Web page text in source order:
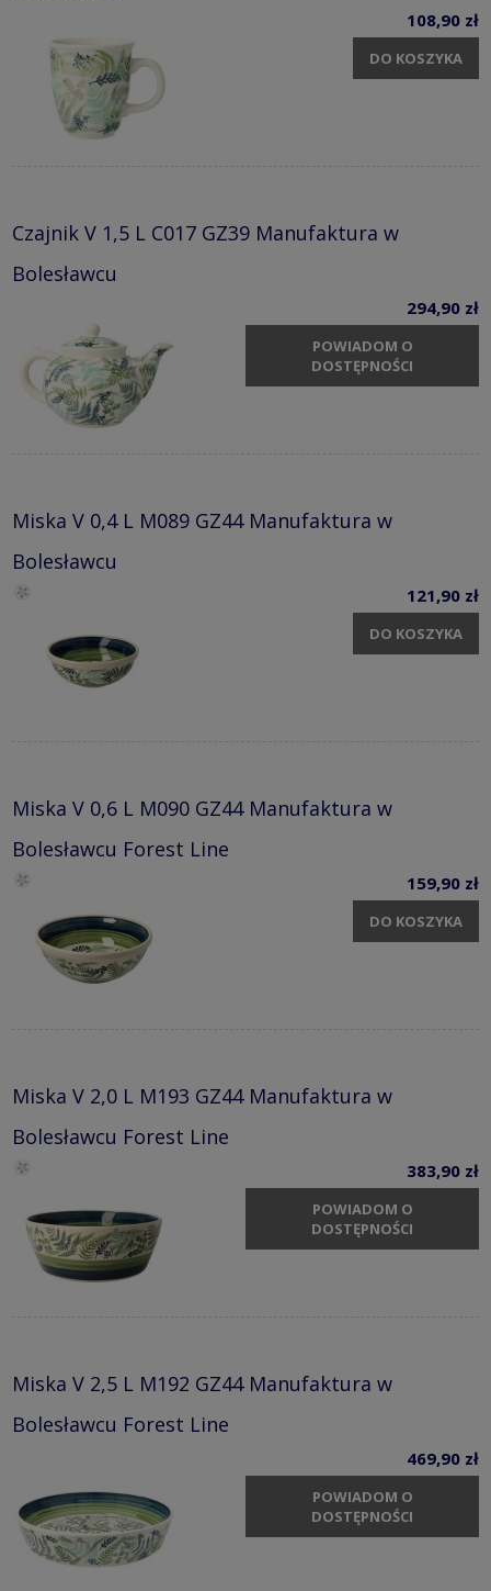
108,90 zł
DO KOSZYKA
Czajnik V 1,5 L C017 GZ39 Manufaktura w
Bolesławcu
294,90 zł
POWIADOM O
DOSTĘPNOŚCI
Miska V 0,4 L M089 GZ44 Manufaktura w
Bolesławcu
121,90 zł
DO KOSZYKA
Miska V 0,6 L M090 GZ44 Manufaktura w
Bolesławcu Forest Line
159,90 zł
DO KOSZYKA
Miska V 2,0 L M193 GZ44 Manufaktura w
Bolesławcu Forest Line
383,90 zł
POWIADOM O
DOSTĘPNOŚCI
Miska V 2,5 L M192 GZ44 Manufaktura w
Bolesławcu Forest Line
469,90 zł
POWIADOM O
DOSTĘPNOŚCI